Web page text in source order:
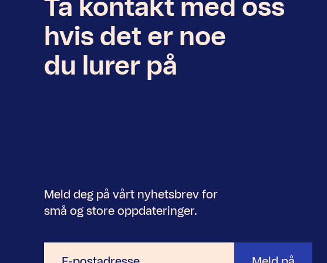
Ta kontakt med oss
hvis det er noe
du lurer på
Meld deg på vårt nyhetsbrev for
små og store oppdateringer.